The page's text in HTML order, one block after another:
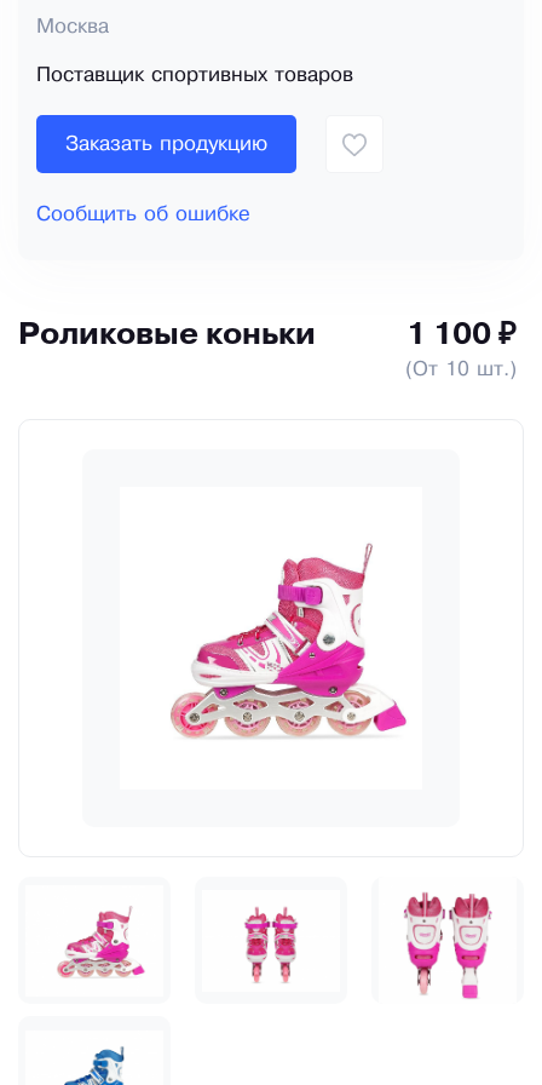
Москва
Поставщик спортивных товаров
Заказать продукцию
Сообщить об ошибке
Роликовые коньки 1 100 ₽
(От 10 шт.)